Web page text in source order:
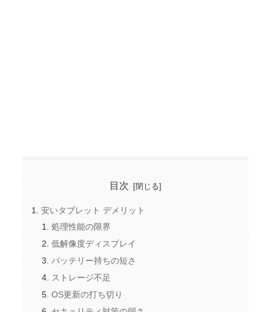
目次
安いタブレット デメリット
処理性能の限界
低解像度ディスプレイ
バッテリー持ちの短さ
ストレージ不足
OS更新の打ち切り